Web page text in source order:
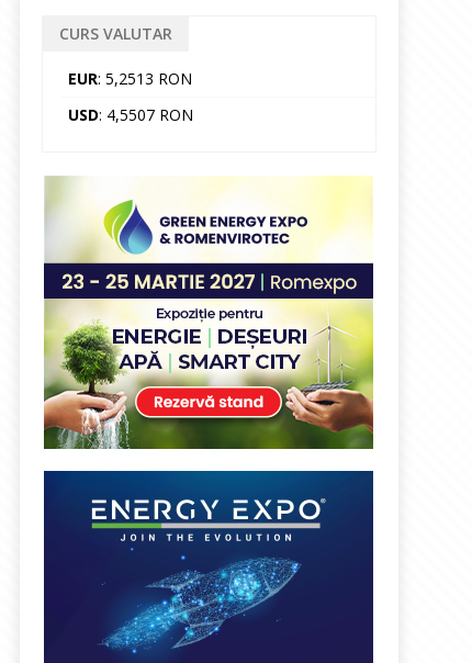
CURS VALUTAR
EUR: 5,2513 RON
USD: 4,5507 RON